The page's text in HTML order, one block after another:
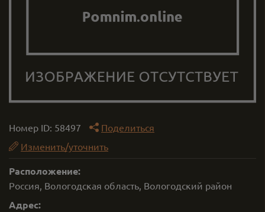
Номер ID: 58497
Поделиться
Изменить/уточнить
Расположение:
Россия, Вологодская область, Вологодский район
Адрес: